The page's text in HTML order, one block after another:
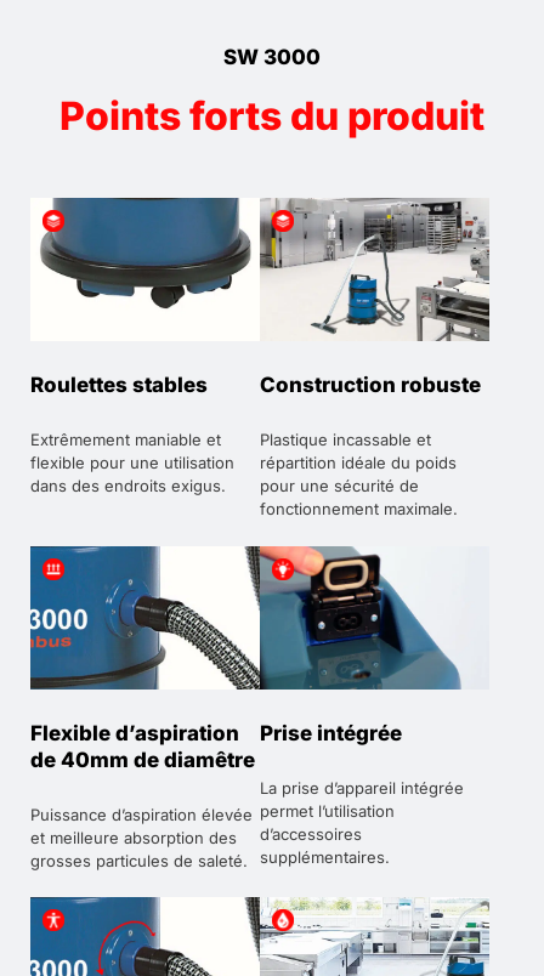
SW 3000
Points forts du produit
Roulettes stables
Extrêmement maniable et
flexible pour une utilisation
dans des endroits exigus.
Construction robuste
Plastique incassable et
répartition idéale du poids
pour une sécurité de
fonctionnement maximale.
Flexible d’aspiration
de 40mm de diamêtre
Puissance d’aspiration élevée
et meilleure absorption des
grosses particules de saleté.
Prise intégrée
La prise d’appareil intégrée
permet l’utilisation
d’accessoires
supplémentaires.